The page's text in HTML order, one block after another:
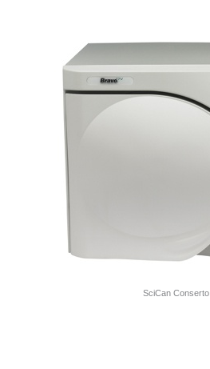
SciCan Conserto